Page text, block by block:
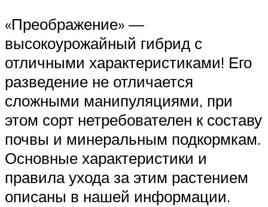
«Преображение» —
высокоурожайный гибрид с
отличными характеристиками! Его
разведение не отличается
сложными манипуляциями, при
этом сорт нетребователен к составу
почвы и минеральным подкормкам.
Основные характеристики и
правила ухода за этим растением
описаны в нашей информации.